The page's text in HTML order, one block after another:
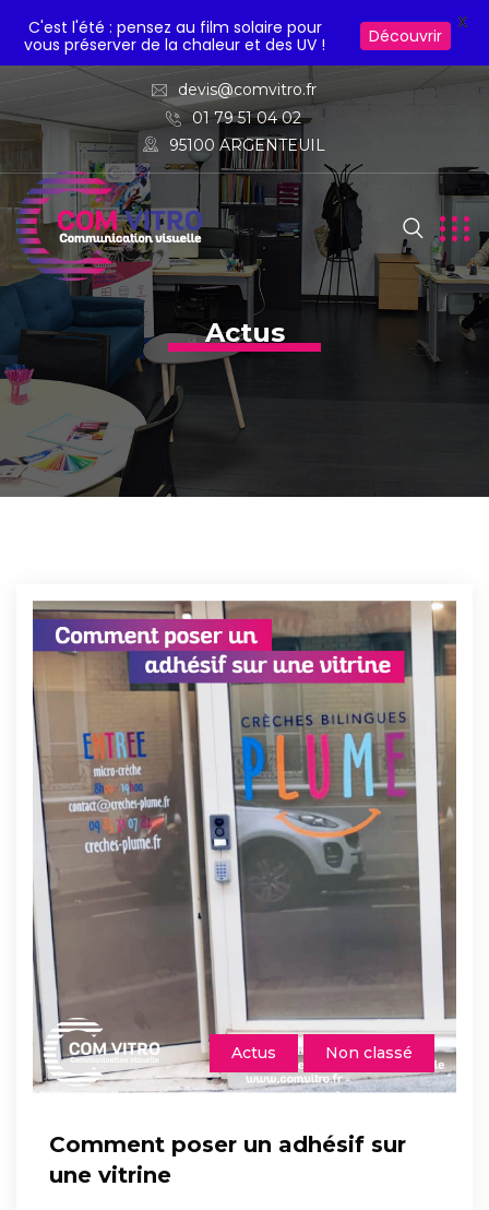
devis@comvitro.fr
01 79 51 04 02
95100 ARGENTEUIL
Actus
Actus Non classé
Comment poser un adhésif sur
une vitrine
C'est l'été : pensez au film solaire pour
vous préserver de la chaleur et des UV !
Découvrir
X